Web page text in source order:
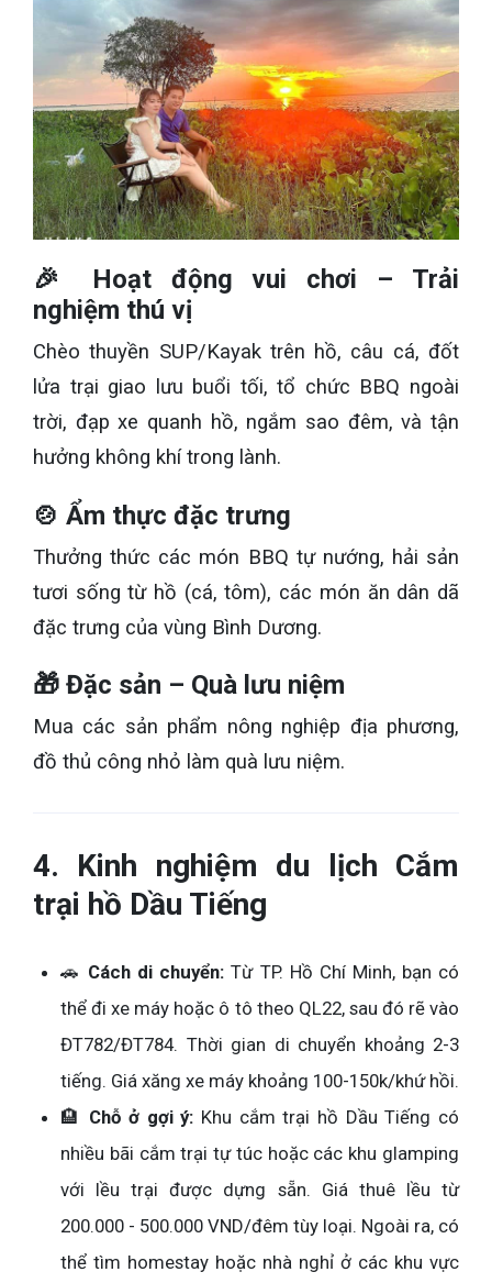
🎉 Hoạt động vui chơi – Trải
nghiệm thú vị
Chèo thuyền SUP/Kayak trên hồ, câu cá, đốt
lửa trại giao lưu buổi tối, tổ chức BBQ ngoài
trời, đạp xe quanh hồ, ngắm sao đêm, và tận
hưởng không khí trong lành.
🍲 Ẩm thực đặc trưng
Thưởng thức các món BBQ tự nướng, hải sản
tươi sống từ hồ (cá, tôm), các món ăn dân dã
đặc trưng của vùng Bình Dương.
🎁 Đặc sản – Quà lưu niệm
Mua các sản phẩm nông nghiệp địa phương,
đồ thủ công nhỏ làm quà lưu niệm.
4. Kinh nghiệm du lịch Cắm
trại hồ Dầu Tiếng
🚗 Cách di chuyển: Từ TP. Hồ Chí Minh, bạn có
thể đi xe máy hoặc ô tô theo QL22, sau đó rẽ vào
ĐT782/ĐT784. Thời gian di chuyển khoảng 2-3
tiếng. Giá xăng xe máy khoảng 100-150k/khứ hồi.
🏨 Chỗ ở gợi ý: Khu cắm trại hồ Dầu Tiếng có
nhiều bãi cắm trại tự túc hoặc các khu glamping
với lều trại được dựng sẵn. Giá thuê lều từ
200.000 - 500.000 VND/đêm tùy loại. Ngoài ra, có
thể tìm homestay hoặc nhà nghỉ ở các khu vực